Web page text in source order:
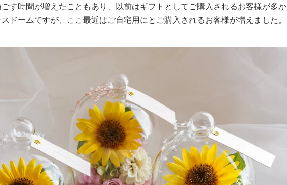
す時間が増えたこともあり、以前はギフトとしてご購入されるお客様が多か
ドームですが、ここ最近はご自宅用にとご購入されるお客様が増えました。